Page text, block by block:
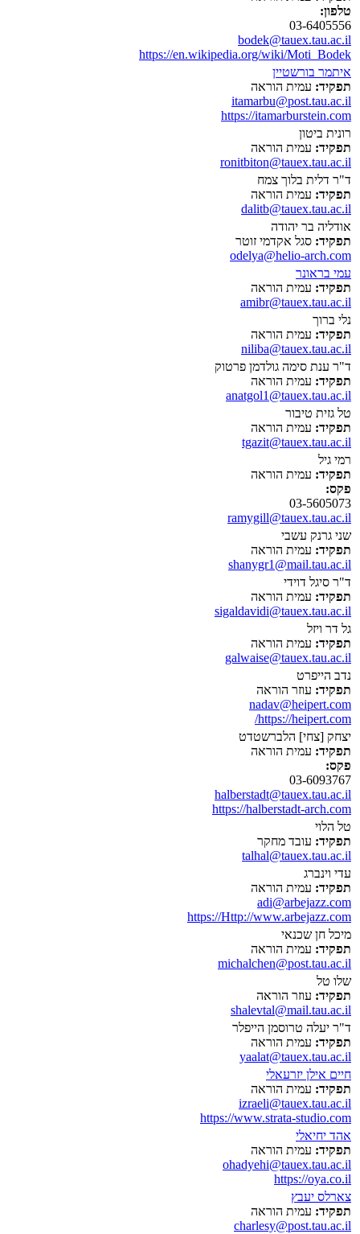
טלפון:
03-6405556
bodek@tauex.tau.ac.il
https://en.wikipedia.org/wiki/Moti_Bodek
איתמר בורשטיין
תפקיד: עמית הוראה
itamarbu@post.tau.ac.il
https://itamarburstein.com
רונית ביטון
תפקיד: עמית הוראה
ronitbiton@tauex.tau.ac.il
ד"ר דלית בלוך צמח
תפקיד: עמית הוראה
dalitb@tauex.tau.ac.il
אודליה בר יהודה
תפקיד: סגל אקדמי זוטר
odelya@helio-arch.com
עמי בראונר
תפקיד: עמית הוראה
amibr@tauex.tau.ac.il
נלי ברוך
תפקיד: עמית הוראה
niliba@tauex.tau.ac.il
ד"ר ענת סימה גולדמן פרטוק
תפקיד: עמית הוראה
anatgol1@tauex.tau.ac.il
טל גזית טיבור
תפקיד: עמית הוראה
tgazit@tauex.tau.ac.il
רמי גיל
תפקיד: עמית הוראה
פקס:
03-5605073
ramygill@tauex.tau.ac.il
שני גרנק עשבי
תפקיד: עמית הוראה
shanygr1@mail.tau.ac.il
ד"ר סיגל דוידי
תפקיד: עמית הוראה
sigaldavidi@tauex.tau.ac.il
גל דר ויזל
תפקיד: עמית הוראה
galwaise@tauex.tau.ac.il
נדב הייפרט
תפקיד: עוזר הוראה
nadav@heipert.com
https://heipert.com/
יצחק [צחי] הלברשטדט
תפקיד: עמית הוראה
פקס:
03-6093767
halberstadt@tauex.tau.ac.il
https://halberstadt-arch.com
טל הלוי
תפקיד: עובד מחקר
talhal@tauex.tau.ac.il
עדי וינברג
תפקיד: עמית הוראה
adi@arbejazz.com
https://Http://www.arbejazz.com
מיכל חן שכנאי
תפקיד: עמית הוראה
michalchen@post.tau.ac.il
שלו טל
תפקיד: עוזר הוראה
shalevtal@mail.tau.ac.il
ד"ר יעלה טרוסמן הייפלר
תפקיד: עמית הוראה
yaalat@tauex.tau.ac.il
חיים אילן יזרעאלי
תפקיד: עמית הוראה
izraeli@tauex.tau.ac.il
https://www.strata-studio.com
אהד יחיאלי
תפקיד: עמית הוראה
ohadyehi@tauex.tau.ac.il
https://oya.co.il
צארלס יעבץ
תפקיד: עמית הוראה
charlesy@post.tau.ac.il